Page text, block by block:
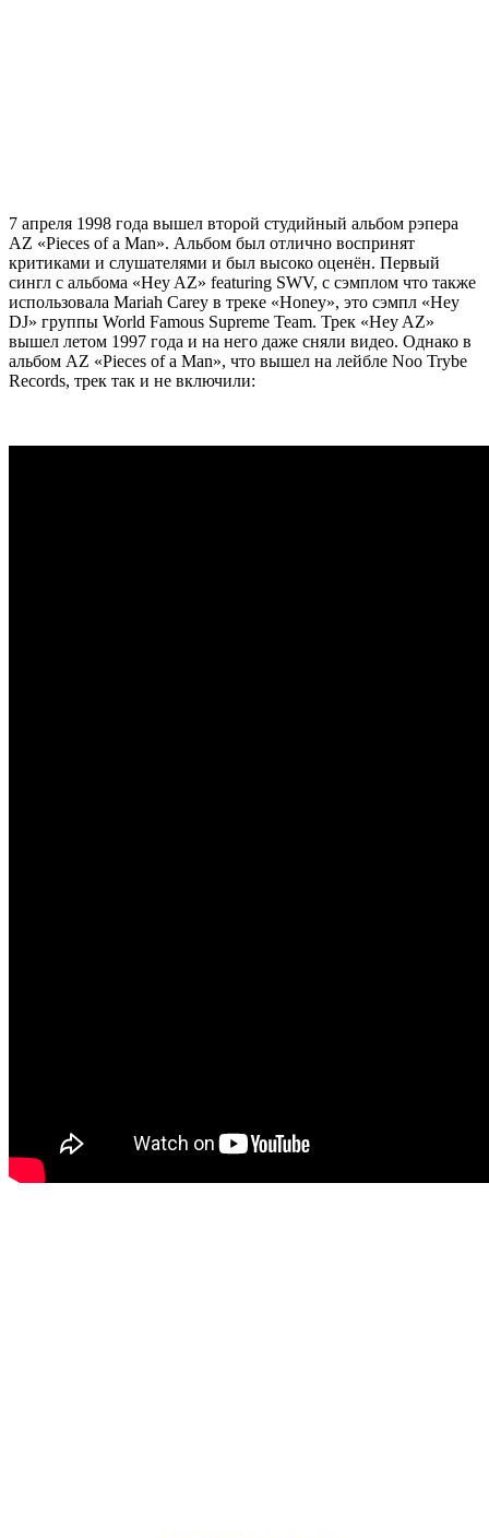
7 апреля 1998 года вышел второй студийный альбом рэпера
AZ «Pieces of a Man». Альбом был отлично воспринят
критиками и слушателями и был высоко оценён. Первый
сингл с альбома «Hey AZ» featuring SWV, с сэмплом что также
использовала Mariah Carey в треке «Honey», это сэмпл «Hey
DJ» группы World Famous Supreme Team. Трек «Hey AZ»
вышел летом 1997 года и на него даже сняли видео. Однако в
альбом AZ «Pieces of a Man», что вышел на лейбле Noo Trybe
Records, трек так и не включили: